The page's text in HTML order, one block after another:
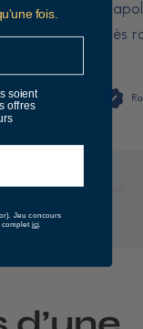
à
très
fois.
soient
offres
Jeu concours
complet ici.